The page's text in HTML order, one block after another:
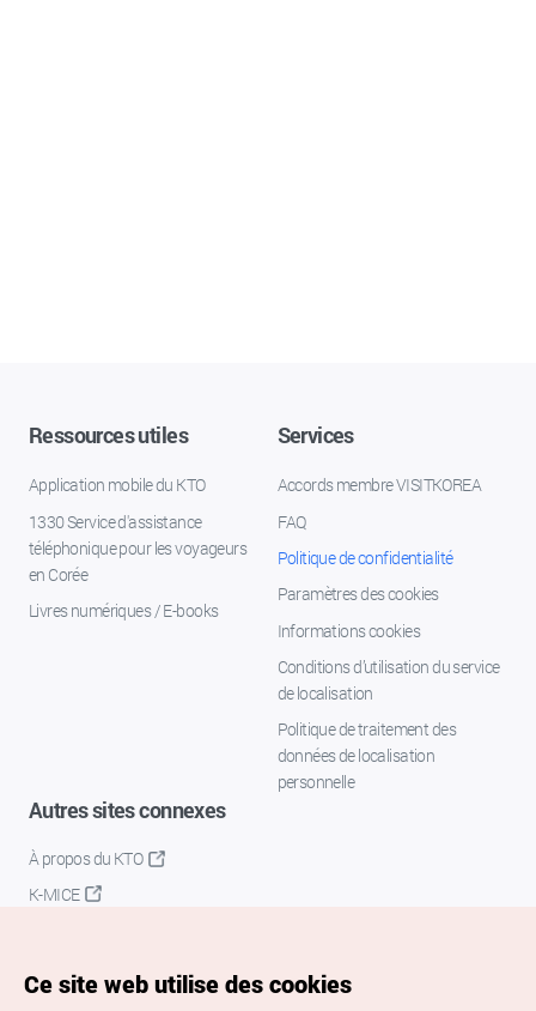
Ressources utiles
Application mobile du KTO
1330 Service d'assistance
téléphonique pour les voyageurs
en Corée
Livres numériques / E-books
Services
Accords membre VISITKOREA
FAQ
Politique de confidentialité
Paramètres des cookies
Informations cookies
Conditions d’utilisation du service
de localisation
Politique de traitement des
données de localisation
personnelle
Autres sites connexes
À propos du KTO
K-MICE
Ce site web utilise des cookies